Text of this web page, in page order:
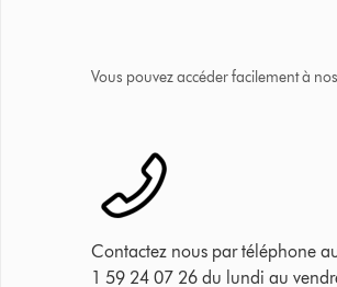
Vous pouvez accéder facilement à
Contactez nous par téléphone
1 59 24 07 26 du lundi au